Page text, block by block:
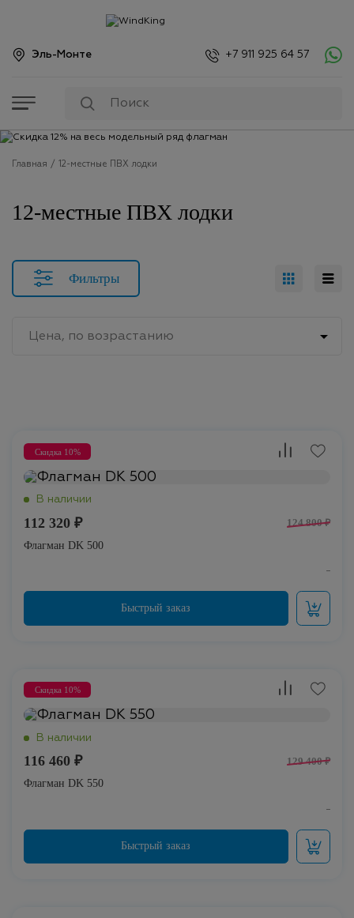
Эль-Монте +7 911 925 64 57
Главная 12-местные ПВХ лодки
12-местные ПВХ лодки
Фильтры
Цена, по возрастанию 
Скидка 10%
112 320 ₽ 124 800 ₽
Флагман DK 500
Скидка 10%
116 460 ₽ 129 400 ₽
Флагман DK 550